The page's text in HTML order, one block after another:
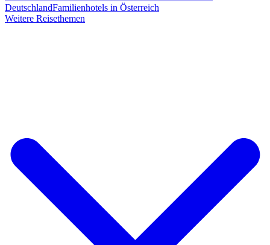
DeutschlandFamilienhotels in Österreich
Weitere Reisethemen